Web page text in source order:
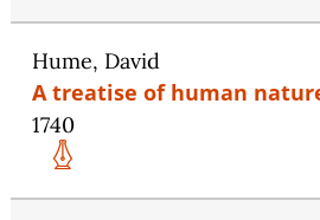
Hume, David
A treatise of human
1740